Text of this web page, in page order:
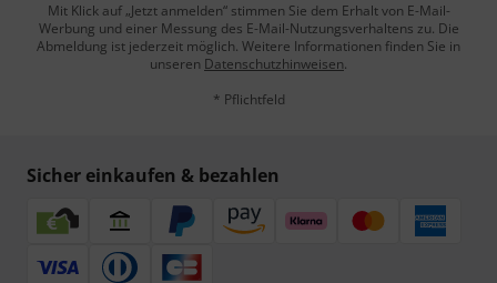
Mit Klick auf „Jetzt anmelden“ stimmen Sie dem Erhalt von E-Mail-
Werbung und einer Messung des E-Mail-Nutzungsverhaltens zu. Die
Abmeldung ist jederzeit möglich. Weitere Informationen finden Sie in
unseren Datenschutzhinweisen.
* Pflichtfeld
Sicher einkaufen & bezahlen